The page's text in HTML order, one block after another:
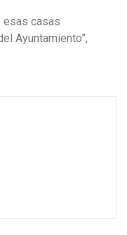
esas casas
Ayuntamiento”,